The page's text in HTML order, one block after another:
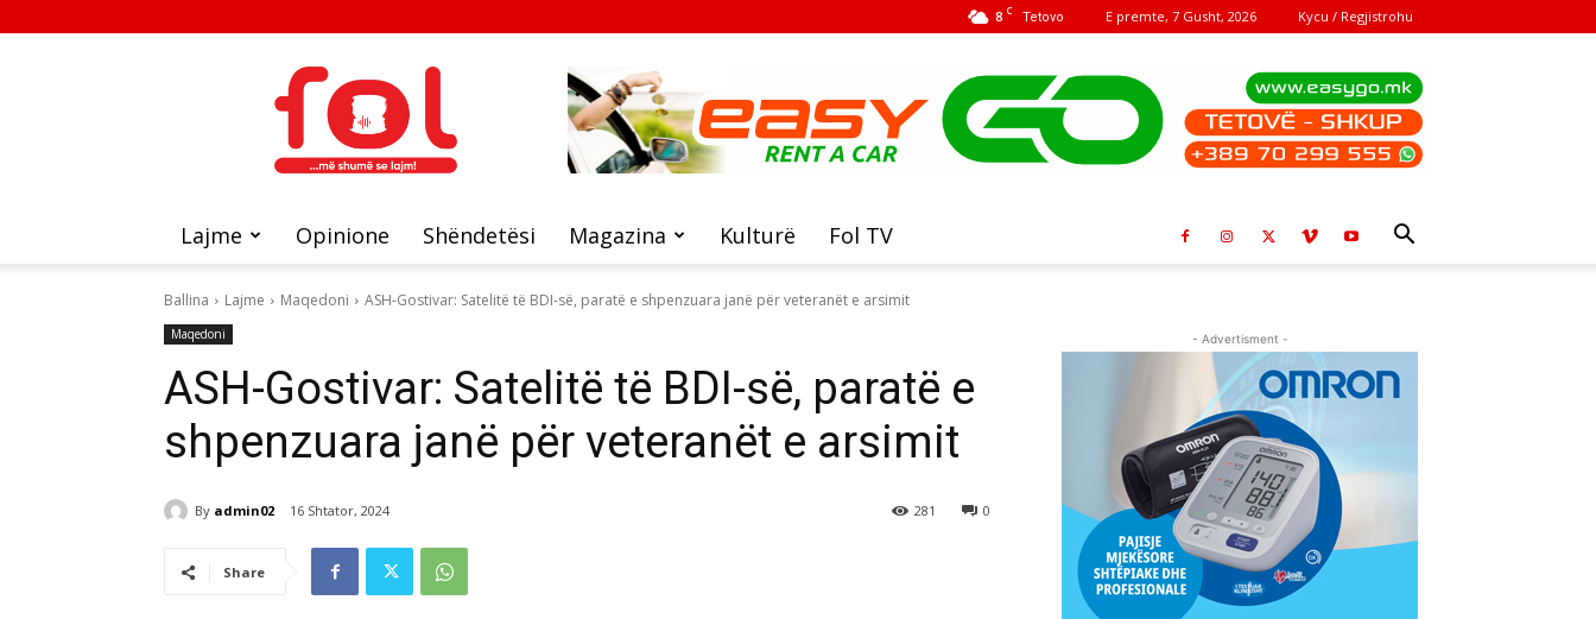
8 C Tetovo E premte, 7 Gusht, 2026 Kycu / Regjistrohu
FOL
Lajme Opinione Shëndetësi Magazina Kulturë Fol TV
Ballina Lajme Maqedoni ASH-Gostivar: Satelitë të BDI-së, paratë e shpenzuara janë për veteranët e arsimit
Maqedoni
ASH-Gostivar: Satelitë të BDI-së, paratë e
shpenzuara janë për veteranët e arsimit
By admin02 16 Shtator, 2024 0
281
Share
- Advertisment -